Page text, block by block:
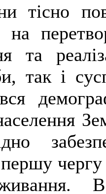
тісно
на
та
так і
В